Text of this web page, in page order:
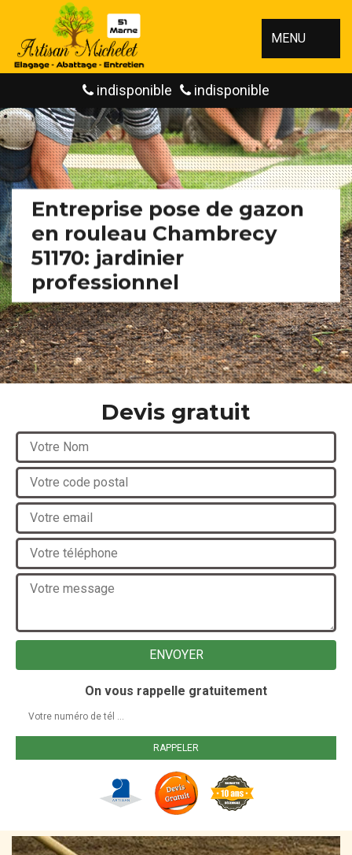
MENU
indisponible indisponible
Entreprise pose de gazon
en rouleau Chambrecy
51170: jardinier
professionnel
Devis gratuit
On vous rappelle gratuitement